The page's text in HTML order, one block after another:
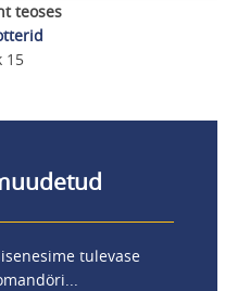
teoses
15
tulevase